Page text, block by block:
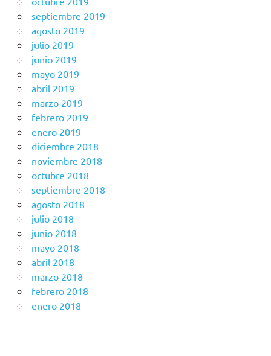
septiembre 2019
agosto 2019
julio 2019
junio 2019
mayo 2019
abril 2019
marzo 2019
febrero 2019
enero 2019
diciembre 2018
noviembre 2018
octubre 2018
septiembre 2018
agosto 2018
julio 2018
junio 2018
mayo 2018
abril 2018
marzo 2018
febrero 2018
enero 2018